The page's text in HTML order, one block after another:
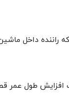
راننده داخل
افزایش طول عمر